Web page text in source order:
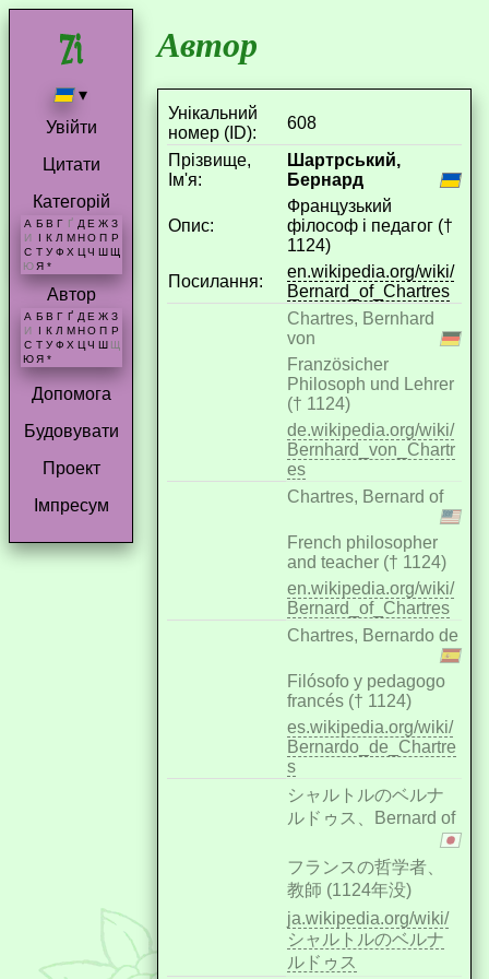
▾
Увійти
Цитати
Категорій
А Б В Г Ґ Д Е Ж З
И
І К Л М Н О П Р
С Т У Ф Х Ц Ч Ш Щ
Ю Я *
Автор
А Б В Г Ґ Д Е Ж З
И
К Л М Н О П Р
С Т У Ф Х Ц Ч Ш Щ
Ю Я *
Допомога
Будовувати
Проект
Імпресум
Автор
Унікальний
номер (ID):
608
Прізвище,
Ім'я:
Шартрський,
Бернард
Опис:
Французький
філософ і педагог (†
1124)
Посилання:
en.wikipedia.org/wiki/
Bernard_of_Chartres
Chartres, Bernhard
von
Französicher
Philosoph und Lehrer
(† 1124)
de.wikipedia.org/wiki/
Bernhard_von_Chartr
es
Chartres, Bernard of
French philosopher
and teacher († 1124)
en.wikipedia.org/wiki/
Bernard_of_Chartres
Chartres, Bernardo de
Filósofo y pedagogo
francés († 1124)
es.wikipedia.org/wiki/
Bernardo_de_Chartre
s
シャルトルのベルナ
ルドゥス、Bernard of
フランスの哲学者、
教師 (1124年没)
ja.wikipedia.org/wiki/
シャルトルのベルナ
ルドゥス